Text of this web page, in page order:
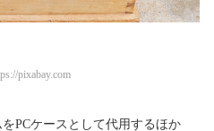
pixabay.com
PCケースとして代用するほか